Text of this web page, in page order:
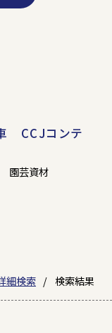
ウンロード
CCJコンテ
園芸資材
細検索 検索結果